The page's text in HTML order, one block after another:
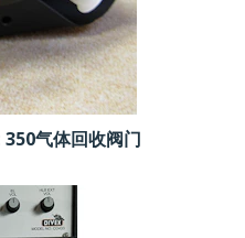
气体回收阀门